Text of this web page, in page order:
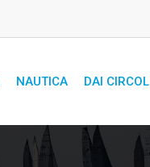
NAUTICA DAI